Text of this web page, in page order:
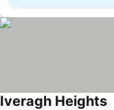
Iveragh Heights